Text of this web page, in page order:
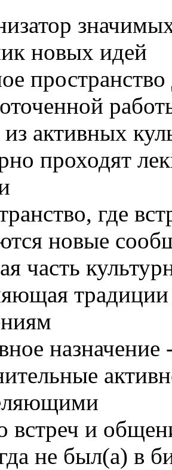
новых идей
активных
проходят
где
новые
часть
назначение
встреч и
не был(а) в